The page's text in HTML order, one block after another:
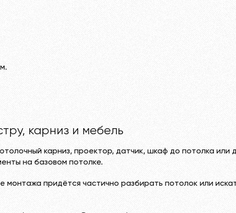
карниз и мебель
карниз, проектор, датчик, шкаф до потолка или
на базовом потолке.
придётся частично разбирать потолок или